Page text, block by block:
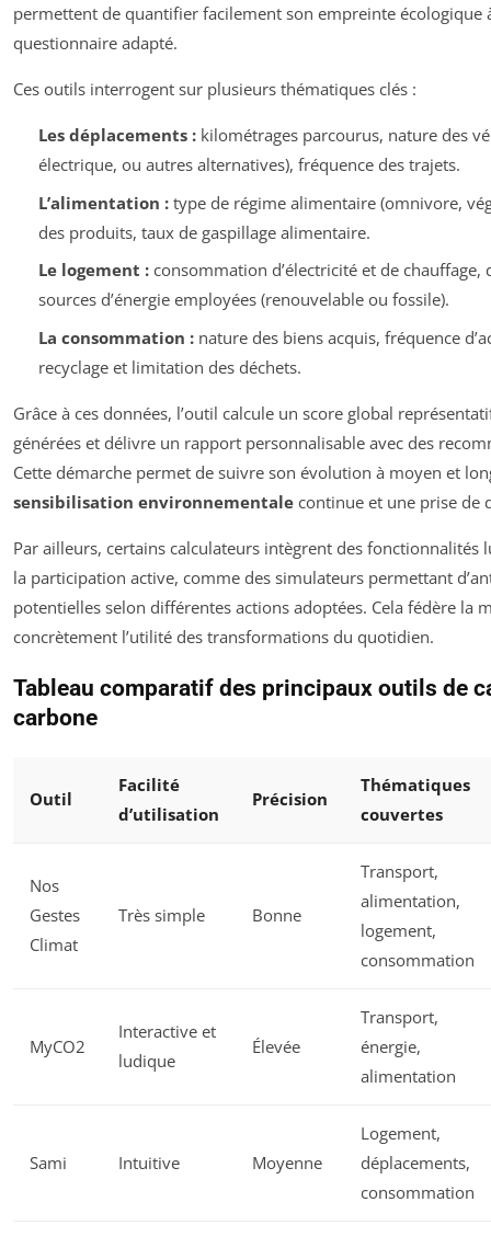
permettent de quantifier facilement son empreinte écologique
questionnaire adapté.
Ces outils interrogent sur plusieurs thématiques clés :
Les déplacements :kilométrages parcourus, nature des
électrique, ou autres alternatives), fréquence des trajets.
L’alimentation :type de régime alimentaire (omnivore,
des produits, taux de gaspillage alimentaire.
Le logement :consommation d’électricité et de chauffage,
sources d’énergie employées (renouvelable ou fossile).
La consommation :nature des biens acquis, fréquence
recyclage et limitation des déchets.
Grâce à ces données, l’outil calcule un score global
générées et délivre un rapport personnalisable avec des
Cette démarche permet de suivre son évolution à moyen et
sensibilisation environnementale continue et une prise de
Par ailleurs, certains calculateurs intègrent des fonctionnalités
la participation active, comme des simulateurs permettant
potentielles selon différentes actions adoptées. Cela fédère la
concrètement l’utilité des transformations du quotidien.
Tableau comparatif des principaux outils de
carbone
Outil
Facilité
d’utilisation
Précision
Thématiques
couvertes
Nos
Gestes
Climat
Très simple Bonne
Transport,
alimentation,
logement,
consommation
MyCO2
Interactive et
ludique
Élevée
Transport,
énergie,
alimentation
Sami Intuitive Moyenne
Logement,
déplacements,
consommation